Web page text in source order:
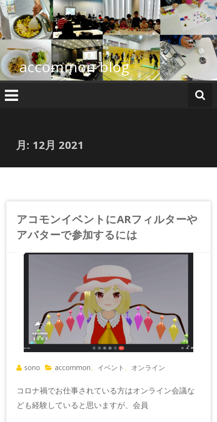
コ
ン
テ
ン
ツ
へ
ス
キ
ッ
accommon blog
月: 12月 2021
アコモンイベントにARフィルターや
アバターで参加するには
sono accommon イベント オンライン
コロナ禍でお仕事されている方はオンライン会議な
ども経験していると思いますが、会員